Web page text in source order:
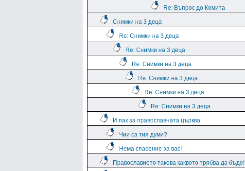
Re: Въпрос до Комита
Снимки на 3 деца
Re: Снимки на 3 деца
Re: Снимки на 3 деца
Re: Снимки на 3 деца
Re: Снимки на 3 деца
Re: Снимки на 3 деца
Re: Снимки на 3 деца
И пак за православната църква
Чии са тия думи?
Нема спасение за вас!
Православието такова каквото трябва да бъде!